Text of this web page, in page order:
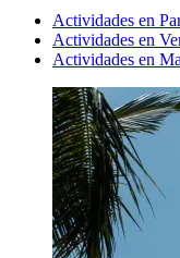
Actividades en
Actividades en
Actividades en